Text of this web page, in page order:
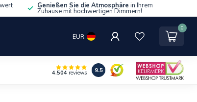
Genießen Sie die Atmosphäre in Ihrem
Zuhause mit hochwertigen Dimmern!
EUR
0
4.504 reviews 9.5